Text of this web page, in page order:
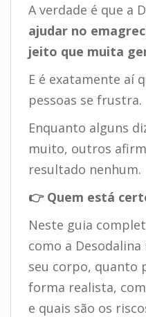
A verdade é que a
ajudar no
jeito que muita
E é exatamente aí
pessoas se frustra.
Enquanto alguns
muito, outros
resultado nenhum.
👉 Quem está
Neste guia
como a
seu corpo, quanto
forma realista,
e quais são os